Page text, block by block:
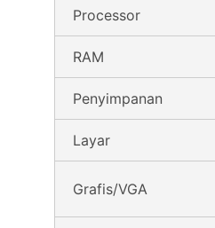
Processor
RAM
Penyimpanan
Layar
Grafis/VGA